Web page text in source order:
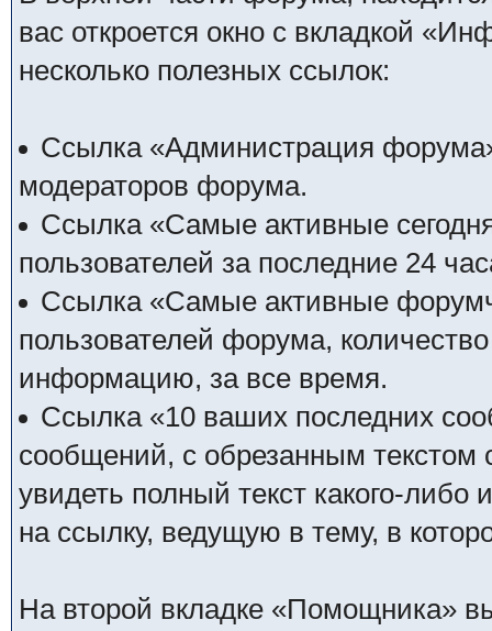
вас откроется окно с вкладкой
несколько полезных ссылок:
Ссылка «Администрация
модераторов форума.
Ссылка «Самые активные
пользователей за последние 24
Ссылка «Самые активные
пользователей форума,
информацию, за все время.
Ссылка «10 ваших последних
сообщений, с обрезанным
увидеть полный текст какого-
на ссылку, ведущую в тему, в
На второй вкладке «Помощника»